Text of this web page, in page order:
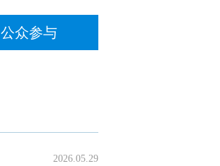
公众参与
2026.05.29